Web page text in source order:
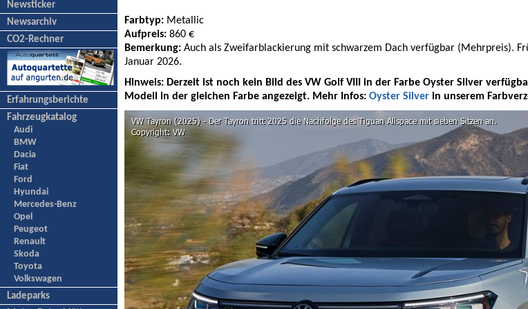
Newsticker
Newsarchiv
CO2-Rechner
Erfahrungsberichte
Fahrzeugkatalog
Audi
BMW
Dacia
Fiat
Ford
Hyundai
Mercedes-Benz
Opel
Peugeot
Renault
Skoda
Toyota
Volkswagen
Ladeparks
Farbtyp: Metallic
Aufpreis: 860 €
Bemerkung: Auch als Zweifarblackierung mit schwarzem Dach verfügbar (Mehrpreis).
Januar 2026.
Hinweis: Derzeit ist noch kein Bild des VW Golf VIII in der Farbe Oyster Silver
Modell in der gleichen Farbe angezeigt. Mehr Infos: Oyster Silver in unserem